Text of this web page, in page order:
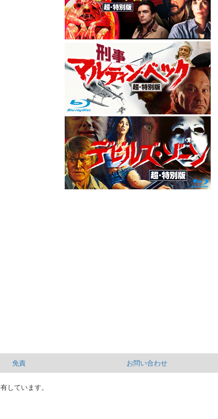
免責 お問い合わせ
しています。